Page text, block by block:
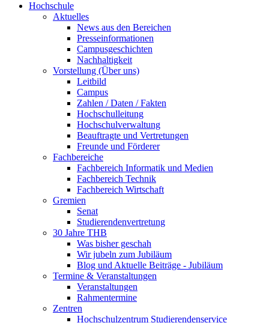
Hochschule
Aktuelles
News aus den Bereichen
Presseinformationen
Campusgeschichten
Nachhaltigkeit
Vorstellung (Über uns)
Leitbild
Campus
Zahlen / Daten / Fakten
Hochschulleitung
Hochschulverwaltung
Beauftragte und Vertretungen
Freunde und Förderer
Fachbereiche
Fachbereich Informatik und Medien
Fachbereich Technik
Fachbereich Wirtschaft
Gremien
Senat
Studierendenvertretung
30 Jahre THB
Was bisher geschah
Wir jubeln zum Jubiläum
Blog und Aktuelle Beiträge - Jubiläum
Termine & Veranstaltungen
Veranstaltungen
Rahmentermine
Zentren
Hochschulzentrum Studierendenservice